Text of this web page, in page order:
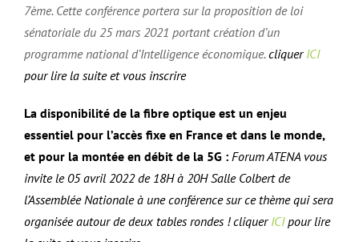
7ème. Cette conférence portera sur la proposition de loi
sénatoriale du 25 mars 2021 portant création d’un
programme national d’Intelligence économique.cliquer ICI
pour lire la suite et vous inscrire
La disponibilité de la fibre optique est un enjeu
essentiel pour l’accès fixe en France et dans le monde,
et pour la montée en débit de la 5G : Forum ATENA vous
invite le 05 avril 2022 de 18H à 20H Salle Colbert de
l’Assemblée Nationale à une conférence sur ce thème qui sera
organisée autour de deux tables rondes ! cliquer ICIpour lire